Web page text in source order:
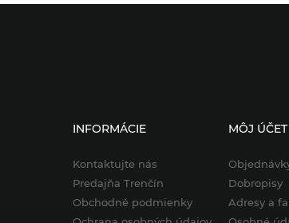
INFORMÁCIE
Kontaktujte nás
Predajňa Trenčín
Obchodné podmienky
MÔJ ÚČET
Dobropisy
Adresy a